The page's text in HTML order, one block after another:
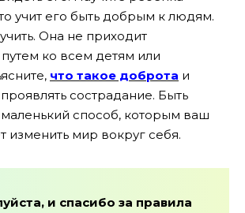
учит его быть добрым к людям.
Она не приходит
ко всем детям или
что такое доброта и
сострадание. Быть
способ, которым ваш
изменить мир вокруг себя.
и спасибо за правила